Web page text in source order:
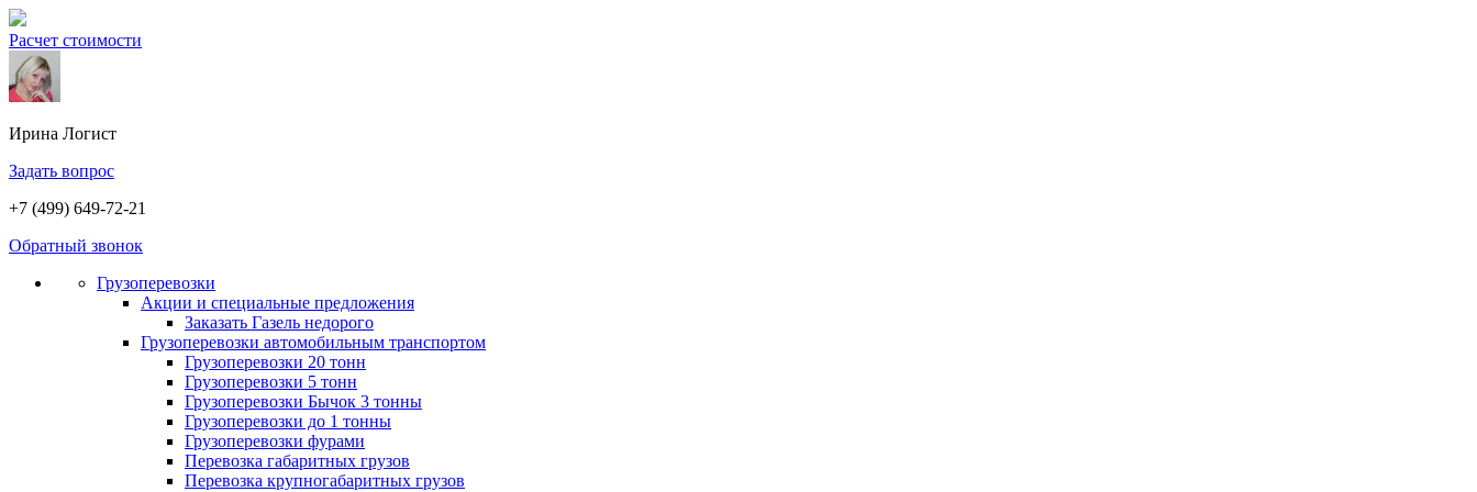
Расчет стоимости
Ирина Логист
Задать вопрос
+7 (499) 649-72-21
Обратный звонок
Грузоперевозки
Акции и специальные предложения
Заказать Газель недорого
Грузоперевозки автомобильным транспортом
Грузоперевозки 20 тонн
Грузоперевозки 5 тонн
Грузоперевозки Бычок 3 тонны
Грузоперевозки до 1 тонны
Грузоперевозки фурами
Перевозка габаритных грузов
Перевозка крупногабаритных грузов